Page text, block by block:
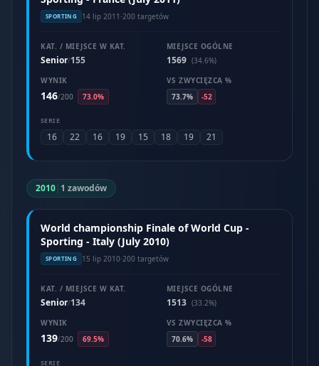
SPORTING 14 lip 2011 ·200 targetów
KAT. / MIEJSCE W KAT.
Senior/155
MIEJSCE OGÓLNE
1569 (34.6%)
WYNIK
146/200 73.0%
VS ZWYCIĘZCA %
73.7%
-52
SERIE
16 22 16 19 15 18 19 21
2010| 1 zawodów
World championship Finale of World Cup -
Sporting - Italy (July 2010)
SPORTING 15 lip 2010·200 targetów
KAT. / MIEJSCE W KAT.
Senior/134
MIEJSCE OGÓLNE
1513 (33.2%)
WYNIK
139/200 69.5%
VS ZWYCIĘZCA %
70.6%
-58
SERIE